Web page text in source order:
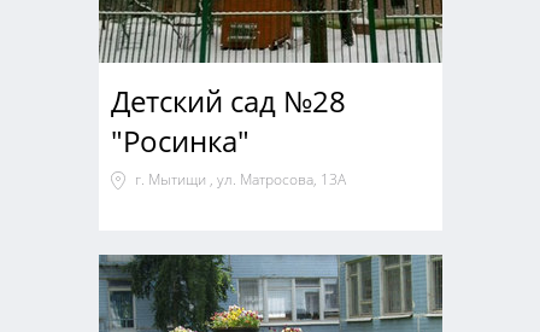
Детский сад №28
"Росинка"
г. Мытищи , ул. Матросова, 13А